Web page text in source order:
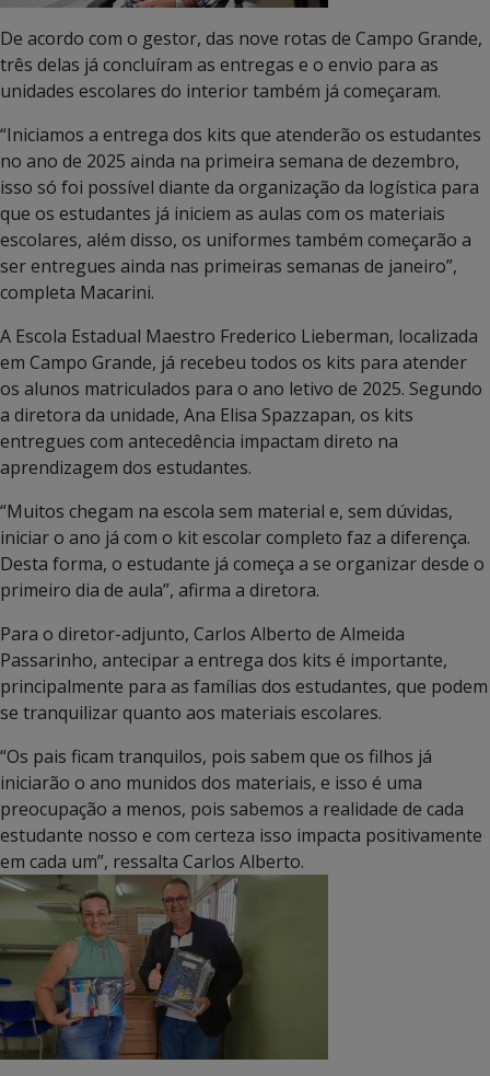
De acordo com o gestor, das nove rotas de Campo Grande,
três delas já concluíram as entregas e o envio para as
unidades escolares do interior também já começaram.
“Iniciamos a entrega dos kits que atenderão os estudantes
no ano de 2025 ainda na primeira semana de dezembro,
isso só foi possível diante da organização da logística para
que os estudantes já iniciem as aulas com os materiais
escolares, além disso, os uniformes também começarão a
ser entregues ainda nas primeiras semanas de janeiro”,
completa Macarini.
A Escola Estadual Maestro Frederico Lieberman, localizada
em Campo Grande, já recebeu todos os kits para atender
os alunos matriculados para o ano letivo de 2025. Segundo
a diretora da unidade, Ana Elisa Spazzapan, os kits
entregues com antecedência impactam direto na
aprendizagem dos estudantes.
“Muitos chegam na escola sem material e, sem dúvidas,
iniciar o ano já com o kit escolar completo faz a diferença.
Desta forma, o estudante já começa a se organizar desde o
primeiro dia de aula”, afirma a diretora.
Para o diretor-adjunto, Carlos Alberto de Almeida
Passarinho, antecipar a entrega dos kits é importante,
principalmente para as famílias dos estudantes, que podem
se tranquilizar quanto aos materiais escolares.
“Os pais ficam tranquilos, pois sabem que os filhos já
iniciarão o ano munidos dos materiais, e isso é uma
preocupação a menos, pois sabemos a realidade de cada
estudante nosso e com certeza isso impacta positivamente
em cada um”, ressalta Carlos Alberto.